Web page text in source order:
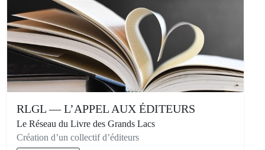
RLGL — L’APPEL AUX ÉDITEURS
Le Réseau du Livre des Grands Lacs
Création d’un collectif d’éditeurs